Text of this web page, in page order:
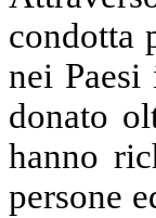
condotta
nei
donato
hanno
persone